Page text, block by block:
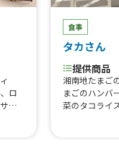
ロ
ン
食事
タカさん
提供商品
湘南地たまご
まごのハンバ
菜のタコライ